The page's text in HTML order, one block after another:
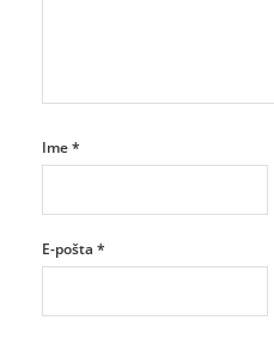
Ime*
E-pošta *